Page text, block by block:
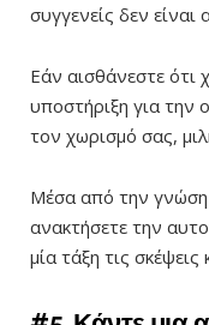
συγγενείς δεν είναι
Εάν αισθάνεστε ότι
υποστήριξη για την
τον χωρισμό σας,
Μέσα από την
ανακτήσετε την
μία τάξη τις